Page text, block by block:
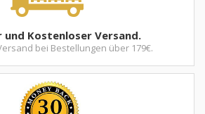
und Kostenloser Versand.
bei Bestellungen über 179€.